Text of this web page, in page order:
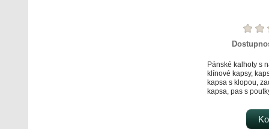
Pánské kalhoty s
klínové kapsy,
kapsa s klopou,
kapsa, pas s